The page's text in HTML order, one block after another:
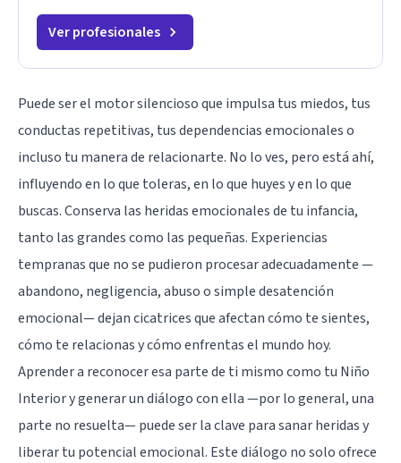
Ver profesionales
Puede ser el motor silencioso que impulsa tus miedos, tus
conductas repetitivas, tus dependencias emocionales o
incluso tu manera de relacionarte. No lo ves, pero está ahí,
influyendo en lo que toleras, en lo que huyes y en lo que
buscas. Conserva las heridas emocionales de tu infancia,
tanto las grandes como las pequeñas. Experiencias
tempranas que no se pudieron procesar adecuadamente —
abandono, negligencia, abuso o simple desatención
emocional— dejan cicatrices que afectan cómo te sientes,
cómo te relacionas y cómo enfrentas el mundo hoy.
Aprender a reconocer esa parte de ti mismo como tu Niño
Interior y generar un diálogo con ella —por lo general, una
parte no resuelta— puede ser la clave para sanar heridas y
liberar tu potencial emocional. Este diálogo no solo ofrece